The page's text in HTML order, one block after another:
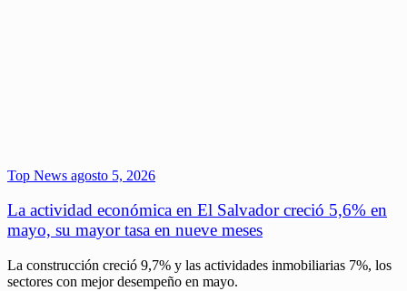
Top News agosto 5, 2026
La actividad económica en El Salvador creció 5,6% en
mayo, su mayor tasa en nueve meses
La construcción creció 9,7% y las actividades inmobiliarias 7%, los
sectores con mejor desempeño en mayo.